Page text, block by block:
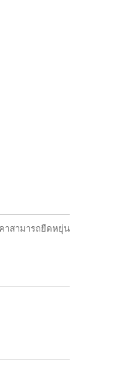
าสามารถยืดหยุ่น